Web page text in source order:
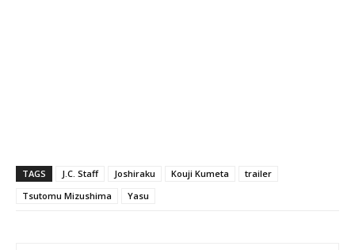
TAGS J.C. Staff Joshiraku Kouji Kumeta
trailer
Tsutomu Mizushima
Yasu